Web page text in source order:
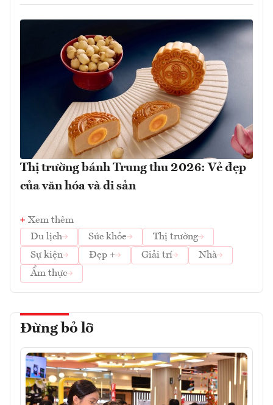
Thị trường bánh Trung thu 2026: Vẻ đẹp
của văn hóa và di sản
Xem thêm
Du lịch
Sức khỏe
Thị trường
Sự kiện
Đẹp + Giải trí
Nhà
Ẩm thực
Đừng bỏ lỡ